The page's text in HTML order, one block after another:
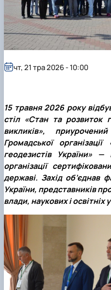
15 травня 2026 року
стіл «Стан та розвиток
викликів»,
Громадської
геодезистів України» —
організації
державі. Захід об’єднав
України, представників
влади, наукових і освітніх
чт, 21 тра 2026 - 10:00